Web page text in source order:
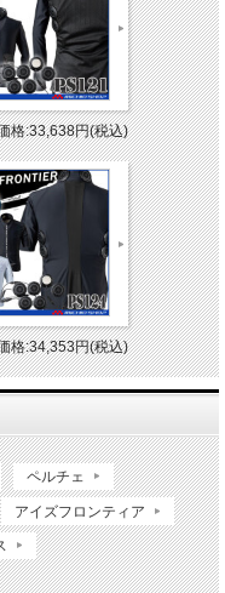
格:33,638円(税込)
格:34,353円(税込)
ペルチェ
アイズフロンティア